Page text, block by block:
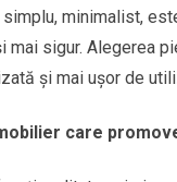
minimalist,
mai sigur. Alegerea
și mai ușor de
care